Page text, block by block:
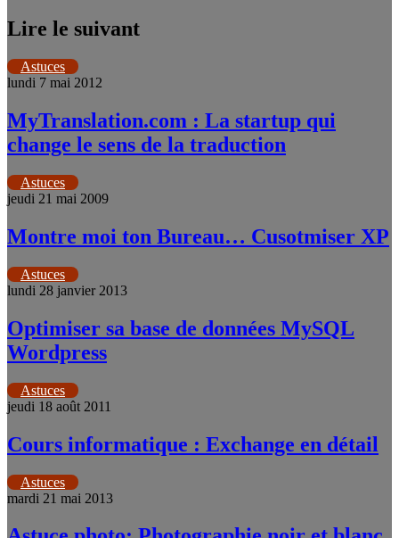
Lire le suivant
Astuces
lundi 7 mai 2012
MyTranslation.com : La startup qui
change le sens de la traduction
Astuces
jeudi 21 mai 2009
Montre moi ton Bureau… Cusotmiser XP
Astuces
lundi 28 janvier 2013
Optimiser sa base de données MySQL
Wordpress
Astuces
jeudi 18 août 2011
Cours informatique : Exchange en détail
Astuces
mardi 21 mai 2013